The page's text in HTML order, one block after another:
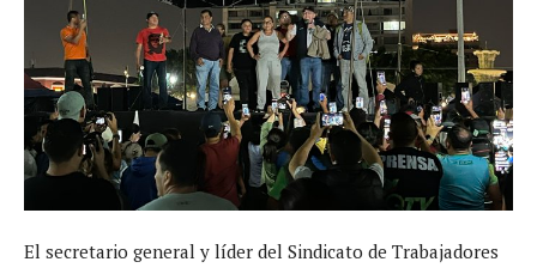
El secretario general y líder del Sindicato de Trabajadores